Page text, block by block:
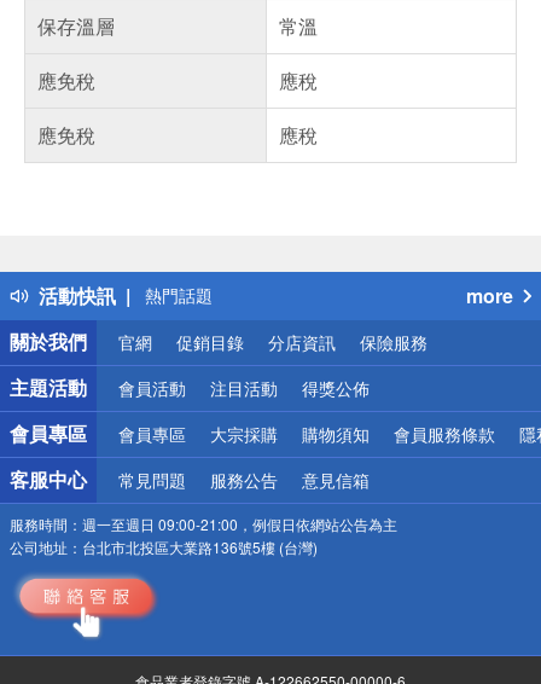
保存溫層
常溫
應免稅
應稅
應免稅
應稅
活動快訊
得獎公告
熱門話題
銀行優惠
偏遠地區配送
詐騙網頁！請小心！
more
關於我們
官網 促銷目錄 分店資訊 保險服務
主題活動 會員活動 注目活動 得獎公佈
會員專區 會員專區 大宗採購 購物須知 會員服務條款 隱
客服中心 常見問題 服務公告 意見信箱
服務時間： 週一至週日 09:00-21:00，例假日依網站公告為主
公司地址： 台北市北投區大業路136號5樓 (台灣)